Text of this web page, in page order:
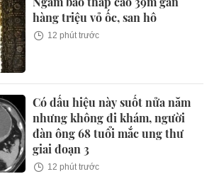
hàng triệu vỏ ốc, san hô
12 phút trước
Có dấu hiệu này suốt nửa năm
nhưng không đi khám, người
đàn ông 68 tuổi mắc ung thư
giai đoạn 3
12 phút trước